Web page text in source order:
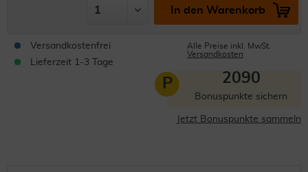
In den Warenkorb
Versandkostenfrei
Lieferzeit 1-3 Tage
Alle Preise inkl. MwSt.
Versandkosten
P 2090
Bonuspunkte sichern
Jetzt Bonuspunkte sammeln